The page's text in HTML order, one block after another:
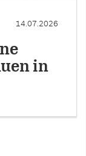
14.07.2026
in